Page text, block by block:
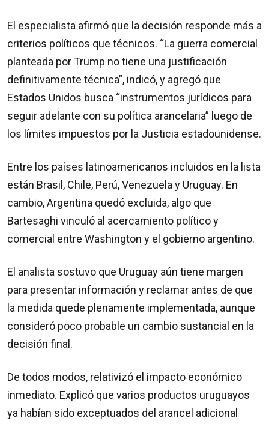
El especialista afirmó que la decisión responde más a
criterios políticos que técnicos. “La guerra comercial
planteada por Trump no tiene una justificación
definitivamente técnica”, indicó, y agregó que
Estados Unidos busca “instrumentos jurídicos para
seguir adelante con su política arancelaria” luego de
los límites impuestos por la Justicia estadounidense.
Entre los países latinoamericanos incluidos en la lista
están Brasil, Chile, Perú, Venezuela y Uruguay. En
cambio, Argentina quedó excluida, algo que
Bartesaghi vinculó al acercamiento político y
comercial entre Washington y el gobierno argentino.
El analista sostuvo que Uruguay aún tiene margen
para presentar información y reclamar antes de que
la medida quede plenamente implementada, aunque
consideró poco probable un cambio sustancial en la
decisión final.
De todos modos, relativizó el impacto económico
inmediato. Explicó que varios productos uruguayos
ya habían sido exceptuados del arancel adicional